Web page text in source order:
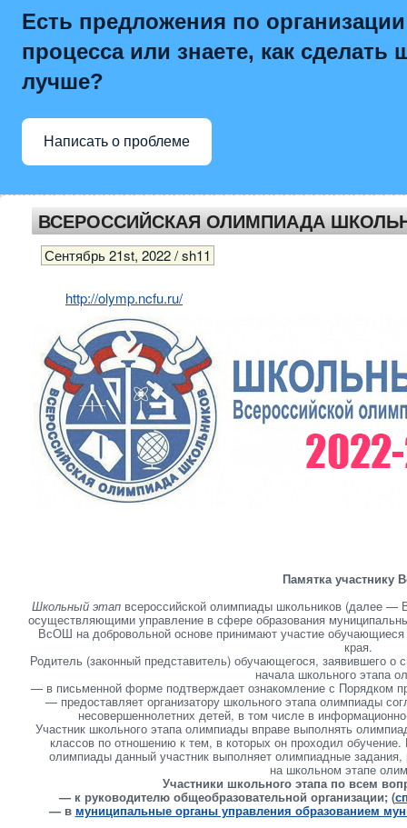
Есть предложения по
процесса или знаете, как сделать
лучше?
Написать о проблеме
ВСЕРОССИЙСКАЯ ОЛИМПИАДА
Сентябрь 21st, 2022 / sh11
http://olymp.ncfu.ru/
Памятка участнику
Школьный этап всероссийской олимпиады школьников (далее
осуществляющими управление в сфере образования
ВсОШ на добровольной основе принимают участие обучающиеся
края.
Родитель (законный представитель) обучающегося, заявившего
начала школьного этапа
— в письменной форме подтверждает ознакомление с Порядком
— предоставляет организатору школьного этапа олимпиады
несовершеннолетних детей, в том числе в
Участник школьного этапа олимпиады вправе выполнять
классов по отношению к тем, в которых он проходил
олимпиады данный участник выполняет олимпиадные
на школьном этапе
Участники школьного этапа по всем
— к руководителю общеобразовательной организации; (
— в муниципальные органы управления образованием